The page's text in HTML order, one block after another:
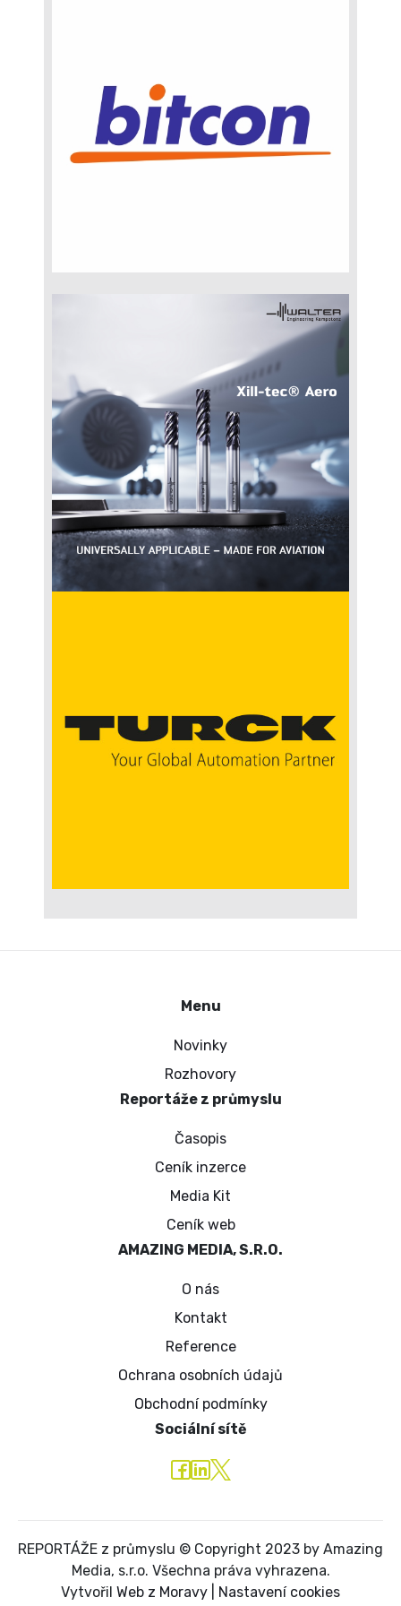
Menu
Novinky
Rozhovory
Reportáže z průmyslu
Časopis
Ceník inzerce
Media Kit
Ceník web
AMAZING MEDIA, S.R.O.
O nás
Kontakt
Reference
Ochrana osobních údajů
Obchodní podmínky
Sociální sítě
REPORTÁŽE z průmyslu © Copyright 2023 by Amazing
Media, s.r.o. Všechna práva vyhrazena.
Vytvořil Web z Moravy Nastavení cookies